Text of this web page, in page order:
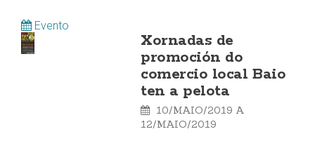
Evento
Xornadas de
promoción do
comercio local Baio
ten a pelota
10/MAIO/2019 A
12/MAIO/2019